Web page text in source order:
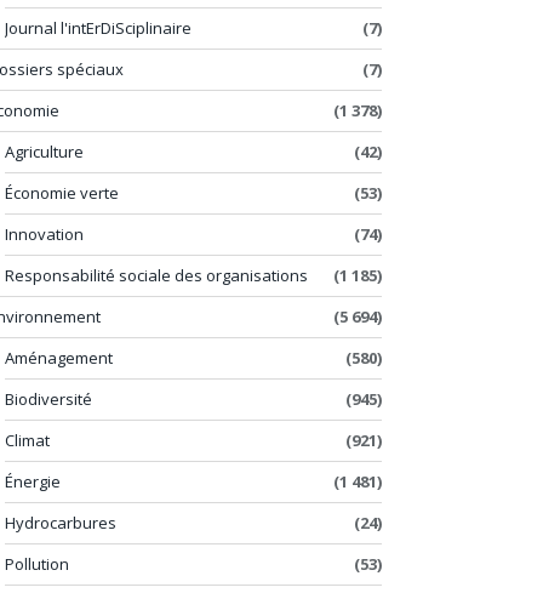
Journal l'intErDiSciplinaire
(7)
spéciaux
(7)
(1 378)
Agriculture
(42)
Économie verte
(53)
Innovation
(74)
Responsabilité sociale des organisations
(1 185)
(5 694)
Aménagement
(580)
Biodiversité
(945)
Climat
(921)
Énergie
(1 481)
Hydrocarbures
(24)
Pollution
(53)